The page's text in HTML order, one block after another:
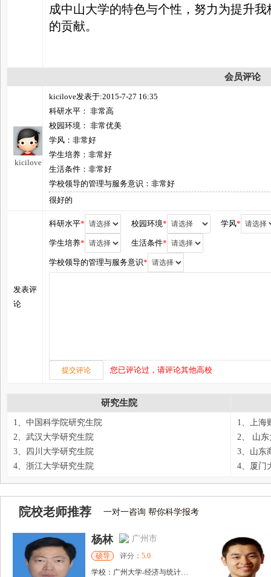
成中山大学的特色与个性，努力为提升
的贡献。
会员评论
kicilove
kicilove发表于:2015-7-27 16:35
科研水平： 非常高
校园环境： 非常优美
学风：非常好
学生培养：非常好
生活条件：非常好
学校领导的管理与服务意识：非常好
很好的
发表评
论
科研水平* 校园环境* 学风*
学生培养* 生活条件*
学校领导的管理与服务意识*
您已评论过，请评论其他高校
研究生院
1、中国科学院研究生院
2、武汉大学研究生院
3、四川大学研究生院
4、浙江大学研究生院
1、上海
2、 山
3、山东
4、厦门
院校老师推荐 一对一咨询 帮你科学报考
杨林 广州市
硕导 评分： 5.0
学校： 广州大学-经济与统计学院